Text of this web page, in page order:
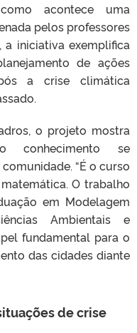
acontece uma
pelos professores
a iniciativa exemplifica
de ações
a crise climática
o projeto mostra
conhecimento se
“É o curso
O trabalho
em Modelagem
Ambientais e
fundamental para o
das cidades diante
de crise